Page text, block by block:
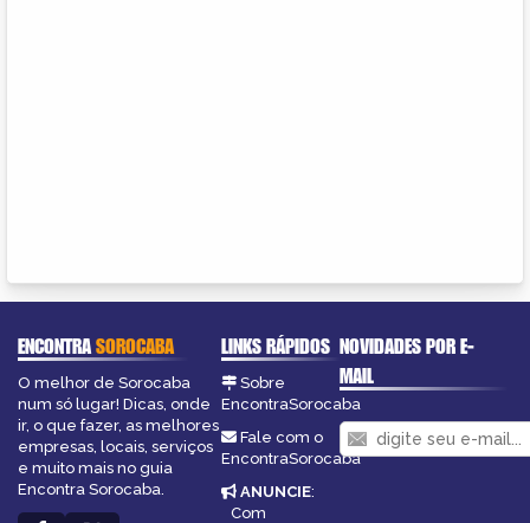
ENCONTRASOROCABA
O melhor de Sorocaba
num só lugar! Dicas, onde
ir, o que fazer, as melhores
empresas, locais, serviços
e muito mais no guia
Encontra Sorocaba.
LINKS RÁPIDOS
Sobre
EncontraSorocaba
Fale com o
EncontraSorocaba
ANUNCIE:
Com
NOVIDADES POR E-
MAIL